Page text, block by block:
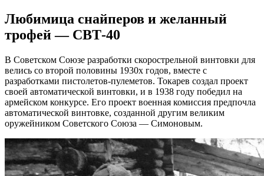
Любимица снайперов и желанный
трофей — СВТ-40
В Советском Союзе разработки скорострельной винтовки для
велись со второй половины 1930х годов, вместе с
разработками пистолетов-пулеметов. Токарев создал проект
своей автоматической винтовки, и в 1938 году победил на
армейском конкурсе. Его проект военная комиссия предпочла
автоматической винтовке, созданной другим великим
оружейником Советского Союза — Симоновым.